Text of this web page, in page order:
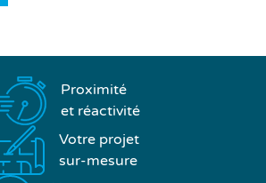
Proximité
et réactivité
Votre projet
sur-mesure